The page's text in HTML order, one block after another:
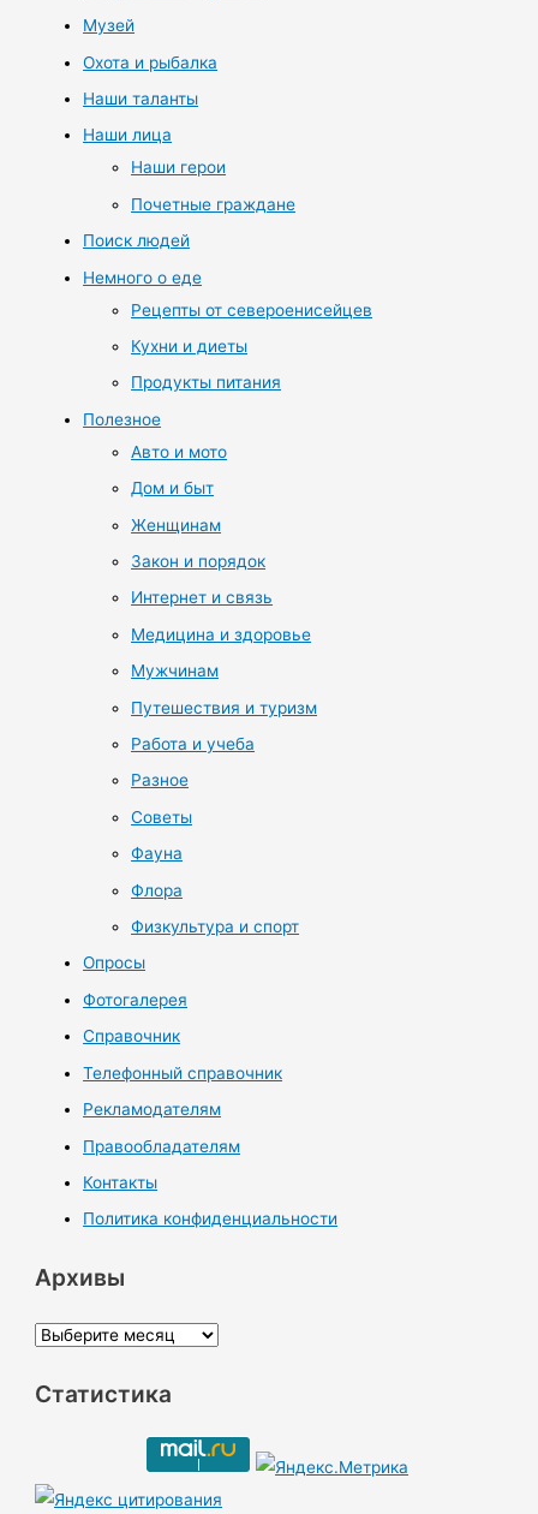
Музей
Охота и рыбалка
Наши таланты
Наши лица
Наши герои
Почетные граждане
Поиск людей
Немного о еде
Рецепты от североенисейцев
Кухни и диеты
Продукты питания
Полезное
Авто и мото
Дом и быт
Женщинам
Закон и порядок
Интернет и связь
Медицина и здоровье
Мужчинам
Путешествия и туризм
Работа и учеба
Разное
Советы
Фауна
Флора
Физкультура и спорт
Опросы
Фотогалерея
Справочник
Телефонный справочник
Рекламодателям
Правообладателям
Контакты
Политика конфиденциальности
Архивы
А
х
ы
Статистика